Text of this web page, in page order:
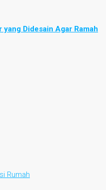
yang Didesain Agar Ramah
Rumah